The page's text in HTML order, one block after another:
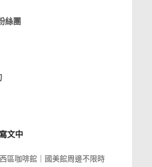
絲團
文中
區咖啡館｜國美館周邊不限時